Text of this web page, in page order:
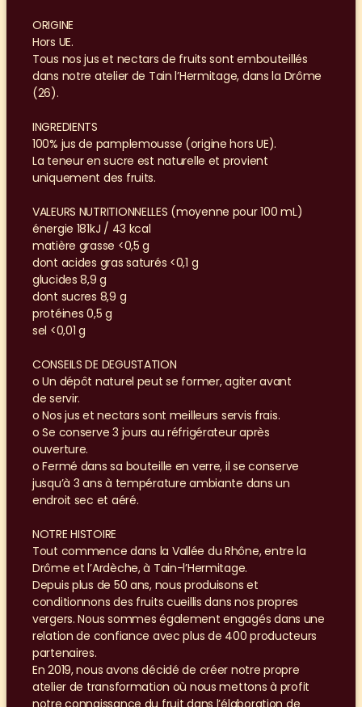
ORIGINE
Hors UE.
Tous nos jus et nectars de fruits sont embouteillés
dans notre atelier de Tain l’Hermitage, dans la Drôme
(26).
INGREDIENTS
100% jus de pamplemousse (origine hors UE).
La teneur en sucre est naturelle et provient
uniquement des fruits.
VALEURS NUTRITIONNELLES (moyenne pour 100 mL)
énergie 181kJ / 43 kcal
matière grasse <0,5 g
dont acides gras saturés <0,1 g
glucides 8,9 g
dont sucres 8,9 g
protéines 0,5 g
sel <0,01 g
CONSEILS DE DEGUSTATION
o Un dépôt naturel peut se former, agiter avant
de servir.
o Nos jus et nectars sont meilleurs servis frais.
o Se conserve 3 jours au réfrigérateur après
ouverture.
o Fermé dans sa bouteille en verre, il se conserve
jusqu’à 3 ans à température ambiante dans un
endroit sec et aéré.
NOTRE HISTOIRE
Tout commence dans la Vallée du Rhône, entre la
Drôme et l’Ardèche, à Tain-l’Hermitage.
Depuis plus de 50 ans, nous produisons et
conditionnons des fruits cueillis dans nos propres
vergers. Nous sommes également engagés dans une
relation de confiance avec plus de 400 producteurs
partenaires.
En 2019, nous avons décidé de créer notre propre
atelier de transformation où nous mettons à profit
notre connaissance du fruit dans l’élaboration de